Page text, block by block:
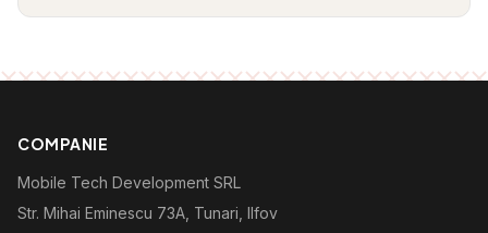
COMPANIE
Mobile Tech Development SRL
Str. Mihai Eminescu 73A, Tunari, Ilfov